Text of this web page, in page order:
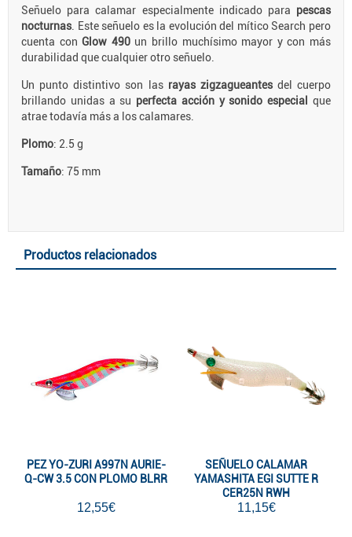
Señuelo para calamar especialmente indicado para pescas
nocturnas . Este señuelo es la evolución del mítico Search pero
cuenta conGlow 490un brillo muchísimo mayor y con más
durabilidad que cualquier otro señuelo.
Un punto distintivo son las rayas zigzagueantes del cuerpo
brillando unidas a su perfecta acción y sonido especialque
atrae todavía más a los calamares.
Plomo: 2.5 g
Tamaño: 75 mm
Productos relacionados
PEZ YO-ZURI A997N AURIE-
Q-CW 3.5 CON PLOMO BLRR
12,55€
SEÑUELO CALAMAR
YAMASHITA EGI SUTTE R
CER25N RWH
11,15€